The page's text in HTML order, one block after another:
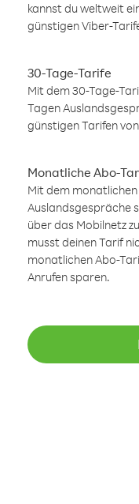
kannst du weltweit
günstigen Viber-
30-Tage-Tarife
Mit dem 30-Tage-
Tagen
günstigen Tarifen
Monatliche Abo-
Mit dem
Auslandsgespräche
über das Mobilnetz
musst deinen Tarif
monatlichen Abo-
Anrufen sparen.